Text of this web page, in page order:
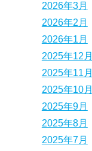
2026年3月
2026年2月
2026年1月
2025年12月
2025年11月
2025年10月
2025年9月
2025年8月
2025年7月